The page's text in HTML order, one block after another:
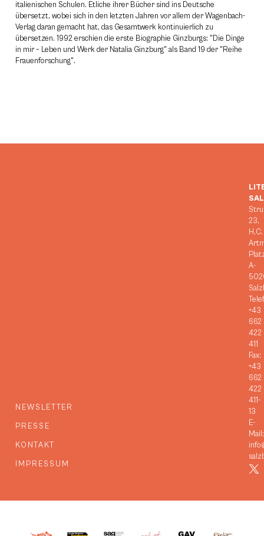
italienischen Schulen. Etliche ihrer Bücher sind ins Deutsche
übersetzt, wobei sich in den letzten Jahren vor allem der Wagenbach-
Verlag daran gemacht hat, das Gesamtwerk kontinuierlich zu
übersetzen. 1992 erschien die erste Biographie Ginzburgs: "Die Dinge
in mir – Leben und Werk der Natalia Ginzburg" als Band 19 der "Reihe
Frauenforschung".
NEWSLETTER
PRESSE
KONTAKT
IMPRESSUM
23,
H.C.
A-
+43
662
422
411
Fax:
+43
662
422
411-
13
E-
Mail: